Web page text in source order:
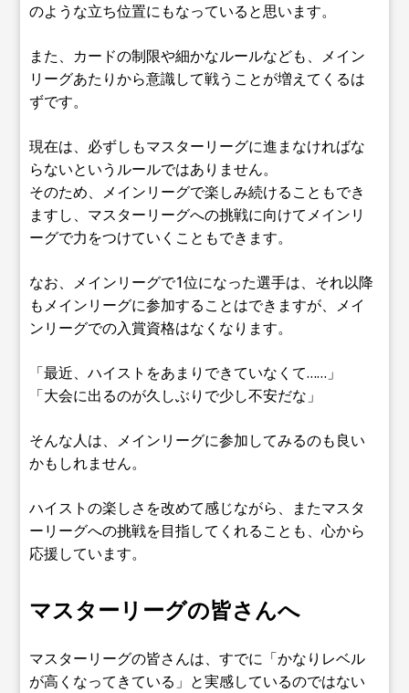
のような立ち位置にもなっていると思います。
また、カードの制限や細かなルールなども、メイン
リーグあたりから意識して戦うことが増えてくるは
ずです。
現在は、必ずしもマスターリーグに進まなければな
らないというルールではありません。
そのため、メインリーグで楽しみ続けることもでき
ますし、マスターリーグへの挑戦に向けてメインリ
ーグで力をつけていくこともできます。
なお、メインリーグで1位になった選手は、それ以降
もメインリーグに参加することはできますが、メイ
ンリーグでの入賞資格はなくなります。
「最近、ハイストをあまりできていなくて……」
「大会に出るのが久しぶりで少し不安だな」
そんな人は、メインリーグに参加してみるのも良い
かもしれません。
ハイストの楽しさを改めて感じながら、またマスタ
ーリーグへの挑戦を目指してくれることも、心から
応援しています。
マスターリーグの皆さんへ
マスターリーグの皆さんは、すでに「かなりレベル
が高くなってきている」と実感しているのではない